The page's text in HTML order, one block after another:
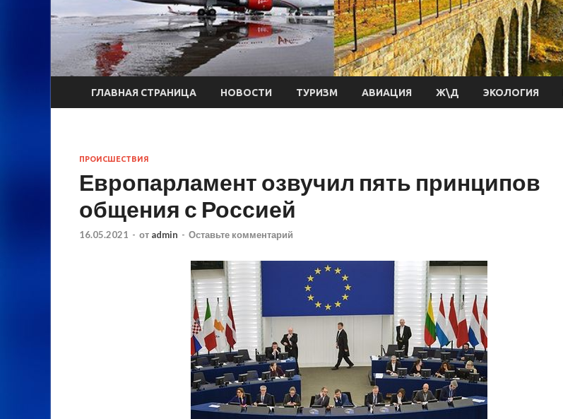
ГЛАВНАЯ СТРАНИЦА НОВОСТИ ТУРИЗМ АВИАЦИЯ Ж\Д ЭКОЛОГИЯ
ПРОИСШЕСТВИЯ
Европарламент озвучил пять принципов
общения с Россией
16.05.2021 - от admin - Оставьте комментарий